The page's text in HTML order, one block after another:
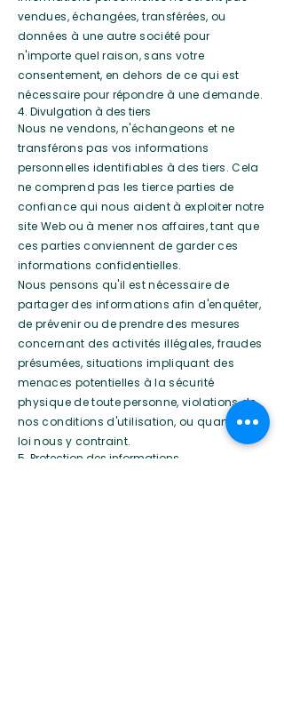
vendues, échangées, transférées, ou
données à une autre société pour
n'importe quel raison, sans votre
consentement, en dehors de ce qui est
nécessaire pour répondre à une demande.
4. Divulgation à des tiers
Nous ne vendons, n'échangeons et ne
transférons pas vos informations
personnelles identifiables à des tiers. Cela
ne comprend pas les tierce parties de
confiance qui nous aident à exploiter notre
site Web ou à mener nos affaires, tant que
ces parties conviennent de garder ces
informations confidentielles.
Nous pensons qu'il est nécessaire de
partager des informations afin d'enquêter,
de prévenir ou de prendre des mesures
concernant des activités illégales, fraudes
présumées, situations impliquant des
menaces potentielles à la sécurité
physique de toute personne, violations de
nos conditions d'utilisation, ou quand la
loi nous y contraint.
5. Protection des informations